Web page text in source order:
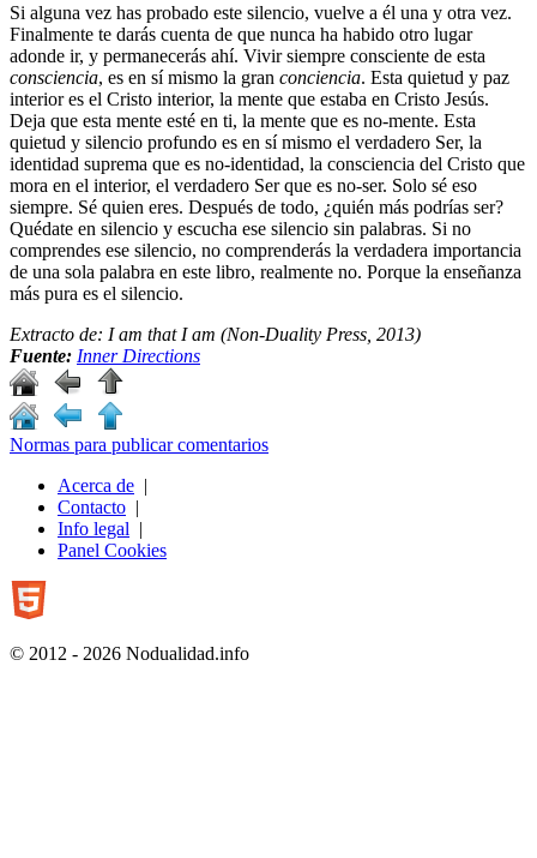
Si alguna vez has probado este silencio, vuelve a él una y otra vez.
Finalmente te darás cuenta de que nunca ha habido otro lugar
adonde ir, y permanecerás ahí. Vivir siempre consciente de esta
consciencia, es en sí mismo la gran conciencia. Esta quietud y paz
interior es el Cristo interior, la mente que estaba en Cristo Jesús.
Deja que esta mente esté en ti, la mente que es no-mente. Esta
quietud y silencio profundo es en sí mismo el verdadero Ser, la
identidad suprema que es no-identidad, la consciencia del Cristo que
mora en el interior, el verdadero Ser que es no-ser. Solo sé eso
siempre. Sé quien eres. Después de todo, ¿quién más podrías ser?
Quédate en silencio y escucha ese silencio sin palabras. Si no
comprendes ese silencio, no comprenderás la verdadera importancia
de una sola palabra en este libro, realmente no. Porque la enseñanza
más pura es el silencio.
Extracto de: I am that I am (Non-Duality Press, 2013)
Fuente: Inner Directions
Normas para publicar comentarios
Acerca de |
Contacto |
Info legal |
Panel Cookies
© 2012 - 2026 Nodualidad.info